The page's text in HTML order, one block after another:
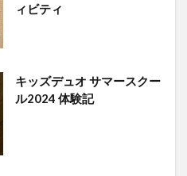
ィビティ
キッズデュオ サマースクー
ル2024 体験記